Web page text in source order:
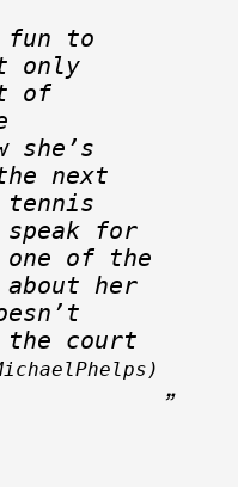
to
only
of
she’s
next
tennis
speak for
one of the
her
court